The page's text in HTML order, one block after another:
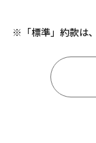
※「標準」約款は